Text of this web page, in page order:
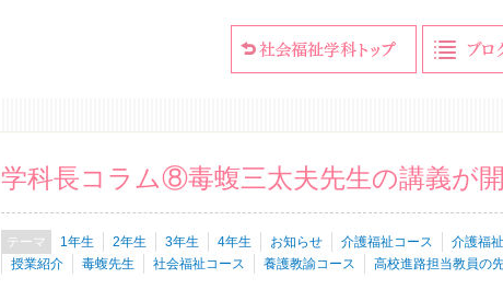
学科長コラム⑧毒蝮三太夫先生の講義が
1年生 2年生 3年生 4年生 お知らせ 介護福祉コース
介護福
授業紹介
毒蝮先生 社会福祉コース 養護教諭コース 高校進路担当教員の